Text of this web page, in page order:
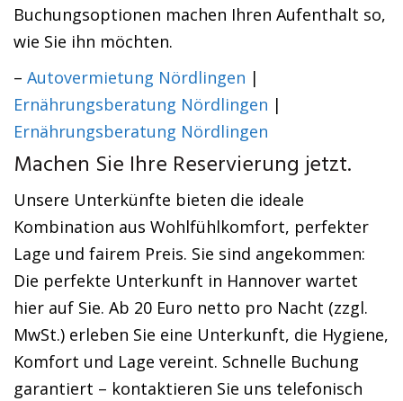
Buchungsoptionen machen Ihren Aufenthalt so,
wie Sie ihn möchten.
– Autovermietung Nördlingen |
Ernährungsberatung Nördlingen |
Ernährungsberatung Nördlingen
Machen Sie Ihre Reservierung jetzt.
Unsere Unterkünfte bieten die ideale
Kombination aus Wohlfühlkomfort, perfekter
Lage und fairem Preis. Sie sind angekommen:
Die perfekte Unterkunft in Hannover wartet
hier auf Sie. Ab 20 Euro netto pro Nacht (zzgl.
MwSt.) erleben Sie eine Unterkunft, die Hygiene,
Komfort und Lage vereint. Schnelle Buchung
garantiert – kontaktieren Sie uns telefonisch